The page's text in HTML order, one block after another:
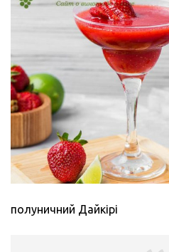
полуничний Дайкірі